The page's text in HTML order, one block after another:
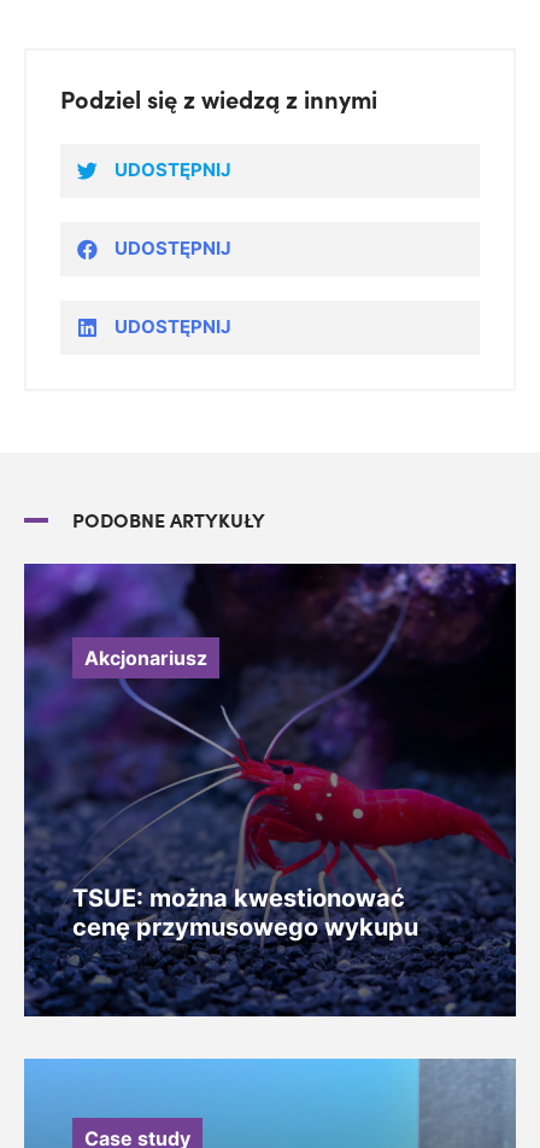
Podziel się z wiedzą z innymi
UDOSTĘPNIJ
UDOSTĘPNIJ
UDOSTĘPNIJ
PODOBNE ARTYKUŁY
Akcjonariusz
TSUE: można kwestionować
cenę przymusowego wykupu
Case study